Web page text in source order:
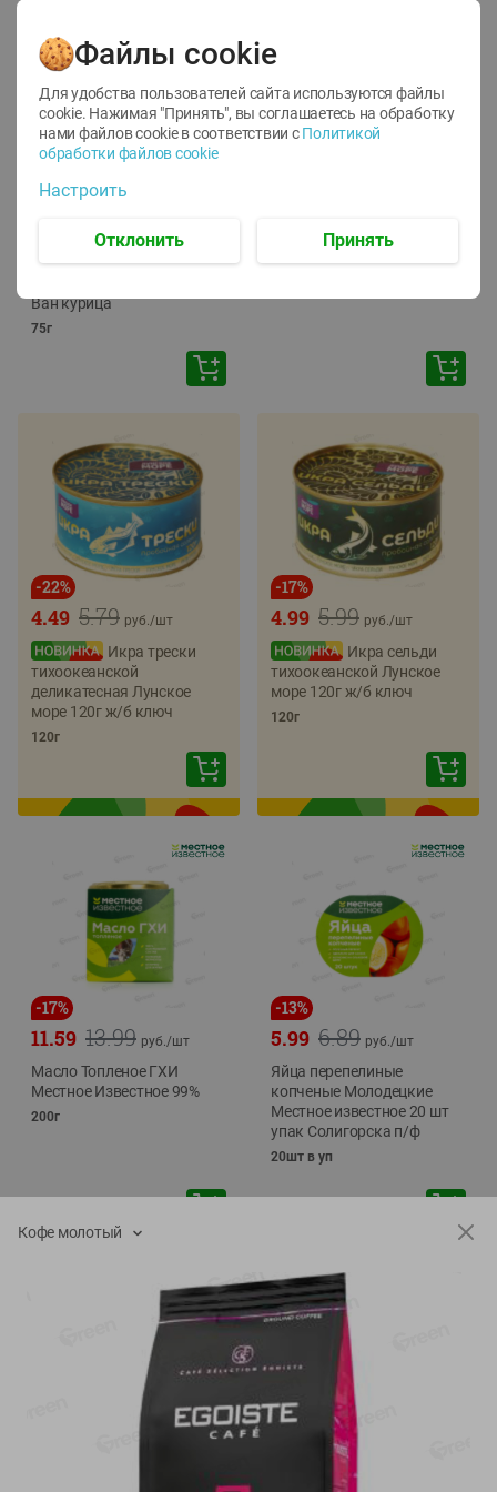
12
1.05 руб./
руб./шт
Корм влаж. для кош. с
Ван курица
75г
ТОФУ Vegetus ТВЕРДЫЙ
-22%
5.79
4.49 руб./шт
Икра трески
тихоокеанской
деликатесная Лунское
море 120г ж/б ключ
120г
-17%
5.99
4.99 руб./шт
Икра сельди
тихоокеанской Лунское
море 120г ж/б ключ
120г
-17%
13.99
11.59 руб./шт
Масло Топленое ГХИ
Местное Известное 99%
200г
-13%
6.89
5.99 руб./шт
Яйца перепелиные
копченые Молодецкие
Местное известное 20 шт
упак Солигорска п/ф
20шт в уп
Показать 15-28 из 79
Каталог товаров
Кофе молотый
Файлы cookie
Для удобства пользователей сайта используются файлы
cookie. Нажимая "Принять", вы соглашаетесь на обработку
нами файлов cookie в соответствии с Политикой
обработки файлов cookie
Настроить
Отклонить Принять